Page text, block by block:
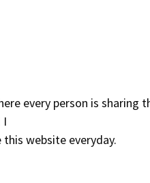
every person is
I
website everyday.